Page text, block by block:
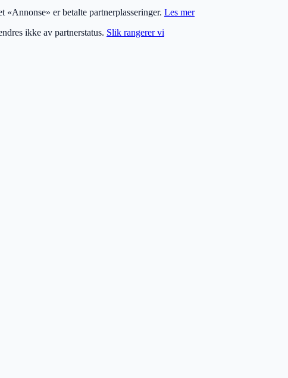
er betalte partnerplasseringer. Les mer
ikke av partnerstatus. Slik rangerer vi